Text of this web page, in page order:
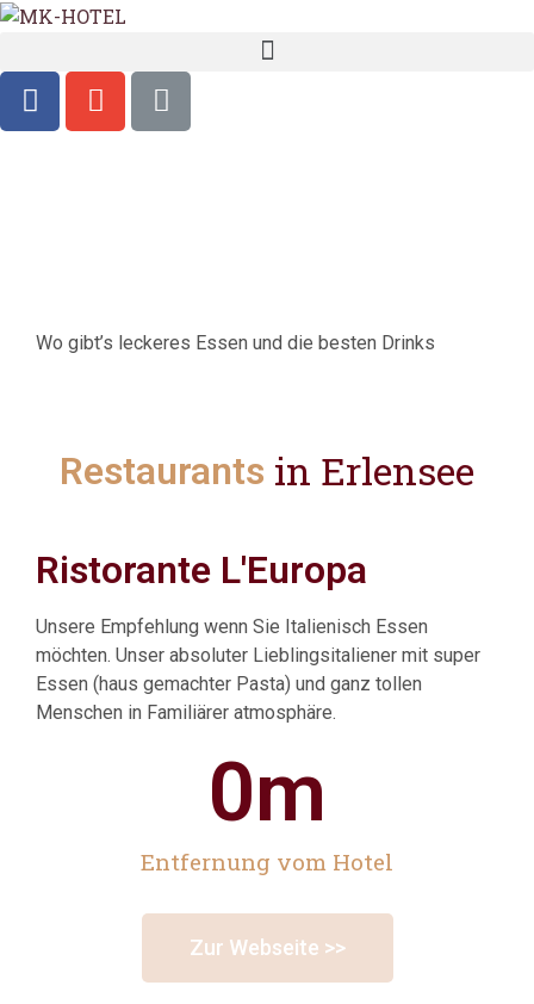
Wo gibt’s leckeres Essen und die besten Drinks
Restaurants in Erlensee
Ristorante L'Europa
Unsere Empfehlung wenn Sie Italienisch Essen
möchten. Unser absoluter Lieblingsitaliener mit super
Essen (haus gemachter Pasta) und ganz tollen
Menschen in Familiärer atmosphäre.
0m
Entfernung vom Hotel
Zur Webseite >>